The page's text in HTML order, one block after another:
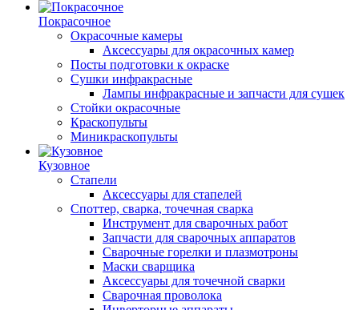
Покрасочное
Окрасочные камеры
Аксессуары для окрасочных камер
Посты подготовки к окраске
Сушки инфракрасные
Лампы инфракрасные и запчасти для сушек
Стойки окрасочные
Краскопульты
Миникраскопульты
Кузовное
Стапели
Аксессуары для стапелей
Споттер, сварка, точечная сварка
Инструмент для сварочных работ
Запчасти для сварочных аппаратов
Сварочные горелки и плазмотроны
Маски сварщика
Аксессуары для точечной сварки
Сварочная проволока